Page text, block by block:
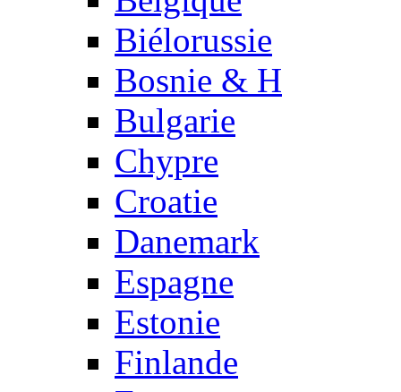
Biélorussie
Bosnie & H
Bulgarie
Chypre
Croatie
Danemark
Espagne
Estonie
Finlande